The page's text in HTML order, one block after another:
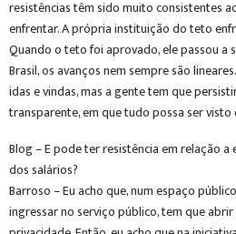
resistências têm sido muito consistentes
enfrentar. A própria instituição do teto
Quando o teto foi aprovado, ele passou a
Brasil, os avanços nem sempre são
idas e vindas, mas a gente tem que
transparente, em que tudo possa ser
Blog – E pode ter resistência em relação
dos salários?
Barroso – Eu acho que, num espaço
ingressar no serviço público, tem que